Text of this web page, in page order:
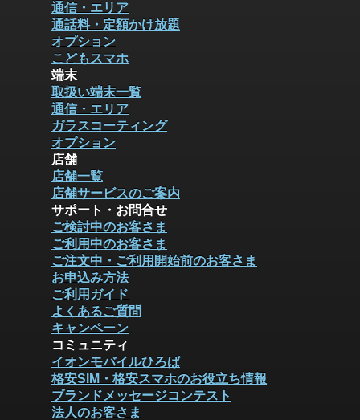
通信・エリア
通話料・定額かけ放題
オプション
こどもスマホ
端末
取扱い端末一覧
通信・エリア
ガラスコーティング
オプション
店舗
店舗一覧
店舗サービスのご案内
サポート・お問合せ
ご検討中のお客さま
ご利用中のお客さま
ご注文中・ご利用開始前のお客さま
お申込み方法
ご利用ガイド
よくあるご質問
キャンペーン
コミュニティ
イオンモバイルひろば
格安SIM・格安スマホのお役立ち情報
ブランドメッセージコンテスト
法人のお客さま